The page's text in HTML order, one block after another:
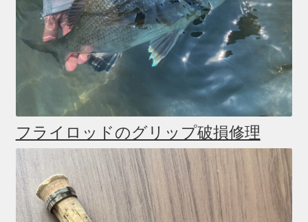
フライロッドのグリップ破損修理